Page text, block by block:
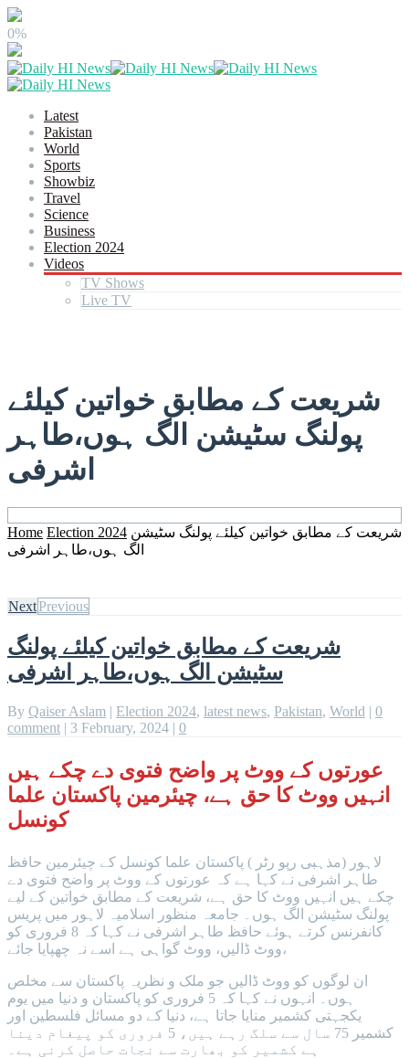
0%
Latest
Pakistan
World
Sports
Showbiz
Travel
Science
Business
Election 2024
Videos
TV Shows
Live TV
شریعت کے مطابق خواتین کیلئے
پولنگ سٹیشن الگ ہوں،طاہر
اشرفی
Home Election 2024 شریعت کے مطابق خواتین کیلئے پولنگ سٹیشن
الگ ہوں،طاہر اشرفی
NextPrevious
شریعت کے مطابق خواتین کیلئے پولنگ
سٹیشن الگ ہوں،طاہر اشرفی
By Qaiser Aslam | Election 2024, latest news, Pakistan, World | 0
comment | 3 February, 2024 | 0
عورتوں کے ووٹ پر واضح فتوی دے چکے ہیں
انہیں ووٹ کا حق ہے، چیئرمین پاکستان علما
کونسل
لاہور (مذہبی رپو رٹر ) پاکستان علما کونسل کے چیئرمین حافظ
طاہر اشرفی نے کہا ہے کہ عورتوں کے ووٹ پر واضح فتوی دے
چکے ہیں انہیں ووٹ کا حق ہے، شریعت کے مطابق خواتین کے لیے
پولنگ سٹیشن الگ ہوں۔ جامعہ منظور اسلامیہ لاہور میں پریس
کانفرنس کرتے ہوئے حافظ طاہر اشرفی نے کہا کہ 8 فروری کو
ووٹ ڈالیں، ووٹ گواہی ہے اسے نہ چھپایا جائے،
ان لوگوں کو ووٹ ڈالیں جو ملک و نظریہ پاکستان سے مخلص
ہوں۔ انہوں نے کہا کہ 5 فروری کو پاکستان و دنیا میں یوم
یکجہتی کشمیر منایا جاتا ہے، دنیا کے دو مسائل فلسطین اور
کشمیر 75 سال سے سلگ رہے ہیں، 5 فروری کو پیغام دینا
ہے کشمیر کو بھارت سے نجات حاصل کرنی ہے۔